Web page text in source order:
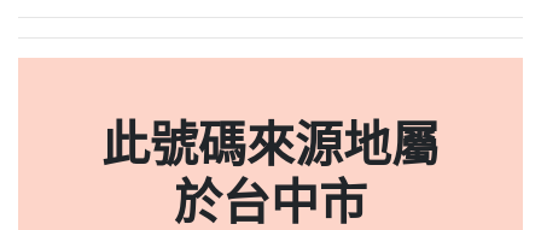
此號碼來源地屬
於台中市